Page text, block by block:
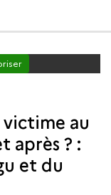
victime au
après ? :
et du